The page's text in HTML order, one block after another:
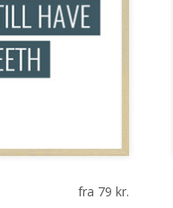
fra 79 kr.